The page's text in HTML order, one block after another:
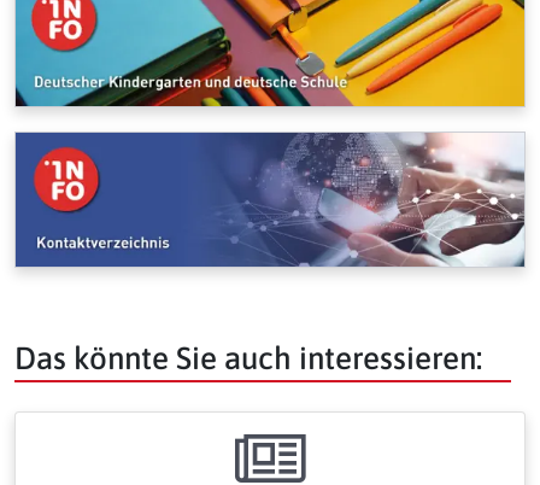
Das könnte Sie auch interessieren: